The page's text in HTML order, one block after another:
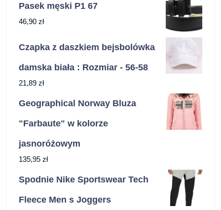
Pasek męski P1 67
46,90 zł
Czapka z daszkiem bejsbolówka
damska biała : Rozmiar - 56-58
21,89 zł
Geographical Norway Bluza
"Farbaute" w kolorze
jasnoróżowym
135,95 zł
Spodnie Nike Sportswear Tech
Fleece Men s Joggers